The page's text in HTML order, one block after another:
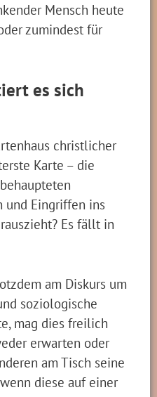
Mensch heute
zumindest für
es sich
christlicher
Karte – die
und Eingriffen ins
Es fällt in
am Diskurs um
soziologische
mag dies freilich
erwarten oder
am Tisch seine
diese auf einer